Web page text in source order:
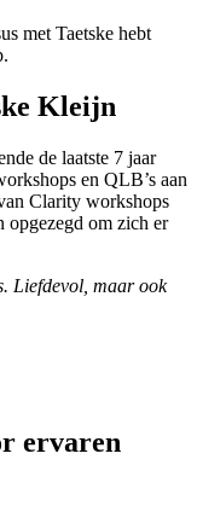
met Taetske hebt
Kleijn
de laatste 7 jaar
en QLB’s aan
Clarity workshops
opgezegd om zich er
Liefdevol, maar ook
ervaren